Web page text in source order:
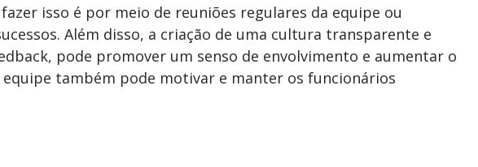
isso é por meio de reuniões regulares da equipe ou
Além disso, a criação de uma cultura transparente e
pode promover um senso de envolvimento e aumentar o
também pode motivar e manter os funcionários